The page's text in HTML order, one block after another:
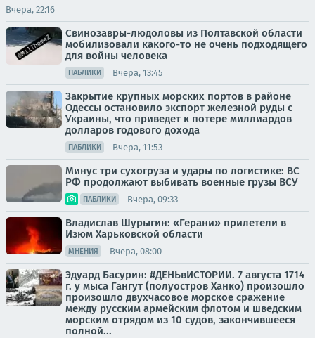
Вчера, 22:16
Свинозавры-людоловы из Полтавской области
мобилизовали какого-то не очень подходящего
для войны человека
ПАБЛИКИ Вчера, 13:45
Закрытие крупных морских портов в районе
Одессы остановило экспорт железной руды с
Украины, что приведет к потере миллиардов
долларов годового дохода
ПАБЛИКИ Вчера, 11:53
Минус три сухогруза и удары по логистике: ВС
РФ продолжают выбивать военные грузы ВСУ
ПАБЛИКИ Вчера, 09:33
Владислав Шурыгин: «Герани» прилетели в
Изюм Харьковской области
МНЕНИЯ Вчера, 08:00
Эдуард Басурин: #ДЕНЬвИСТОРИИ. 7 августа 1714
г. у мыса Гангут (полуостров Ханко) произошло
произошло двухчасовое морское сражение
между русским армейским флотом и шведским
морским отрядом из 10 судов, закончившееся
полной...